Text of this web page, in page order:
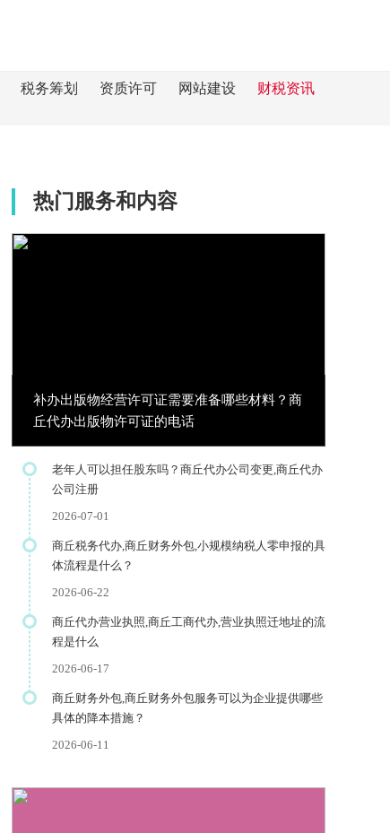
税务筹划 资质许可 网站建设 财税资讯
热门服务和内容
补办出版物经营许可证需要准备哪些材料？商
丘代办出版物许可证的电话
老年人可以担任股东吗？商丘代办公司变更,商丘代办
公司注册
2026-07-01
商丘税务代办,商丘财务外包,小规模纳税人零申报的具
体流程是什么？
2026-06-22
商丘代办营业执照,商丘工商代办,营业执照迁地址的流
程是什么
2026-06-17
商丘财务外包,商丘财务外包服务可以为企业提供哪些
具体的降本措施？
2026-06-11